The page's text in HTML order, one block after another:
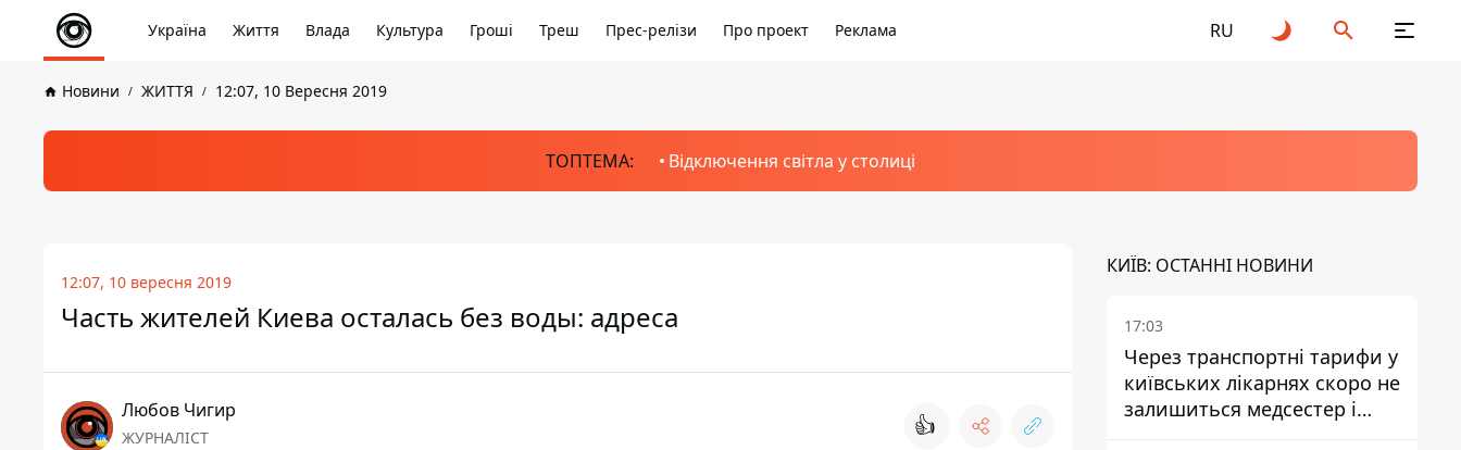
Україна Життя Влада Культура Гроші Треш Прес-релізи Про проект Реклама RU
Новини ЖИТТЯ 12:07, 10 Вересня 2019
ТОПТЕМА: Відключення світла у столиці
12:07, 10 вересня 2019
Часть жителей Киева осталась без воды: адреса
Любов Чигир
ЖУРНАЛІСТ 👍
КИЇВ: ОСТАННІ НОВИНИ
17:03
Через транспортні тарифи у
київських лікарнях скоро не
залишиться медсестер і
санітарок - професор